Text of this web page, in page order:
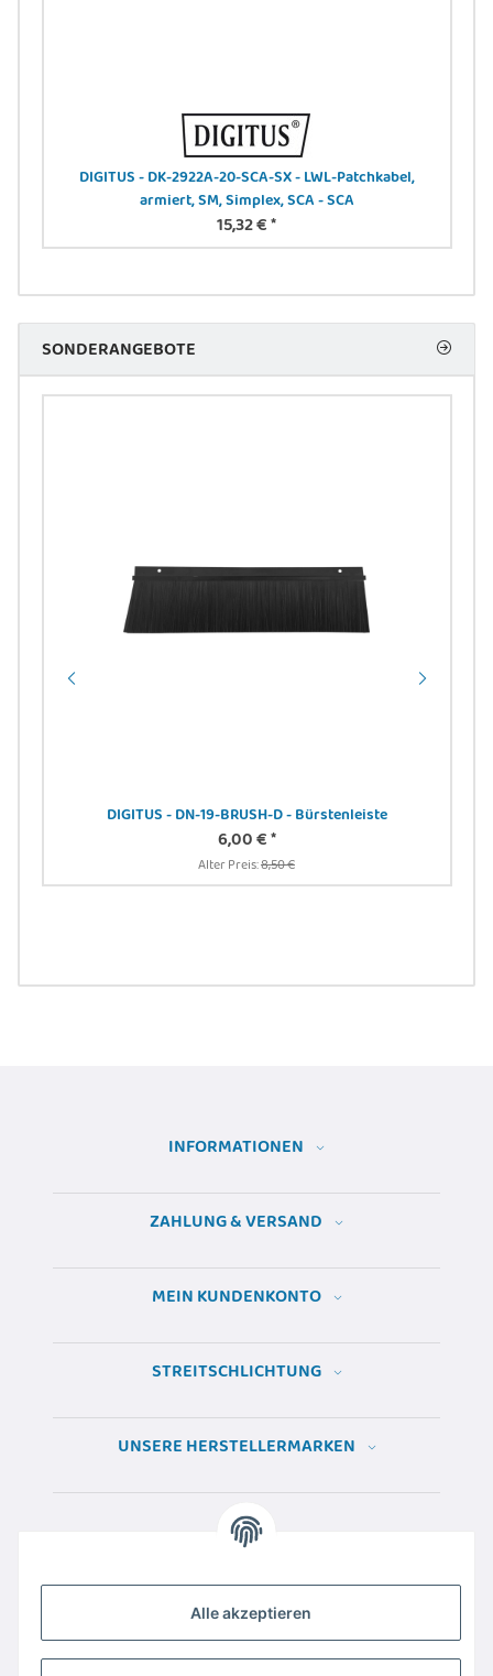
Alle akzeptieren
DIGITUS - DK-2922A-20-SCA-SX - LWL-Patchkabel,
armiert, SM, Simplex, SCA - SCA
15,32 €*
SONDERANGEBOTE
DIGITUS - DN-19-BRUSH-D - Bürstenleiste
6,00 €*
Alter Preis:8,50 €
INFORMATIONEN
ZAHLUNG & VERSAND
MEIN KUNDENKONTO
STREITSCHLICHTUNG
UNSERE HERSTELLERMARKEN